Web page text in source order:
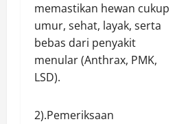
memastikan hewan cukup
umur, sehat, layak, serta
bebas dari penyakit
menular (Anthrax, PMK,
LSD).
2).​Pemeriksaan